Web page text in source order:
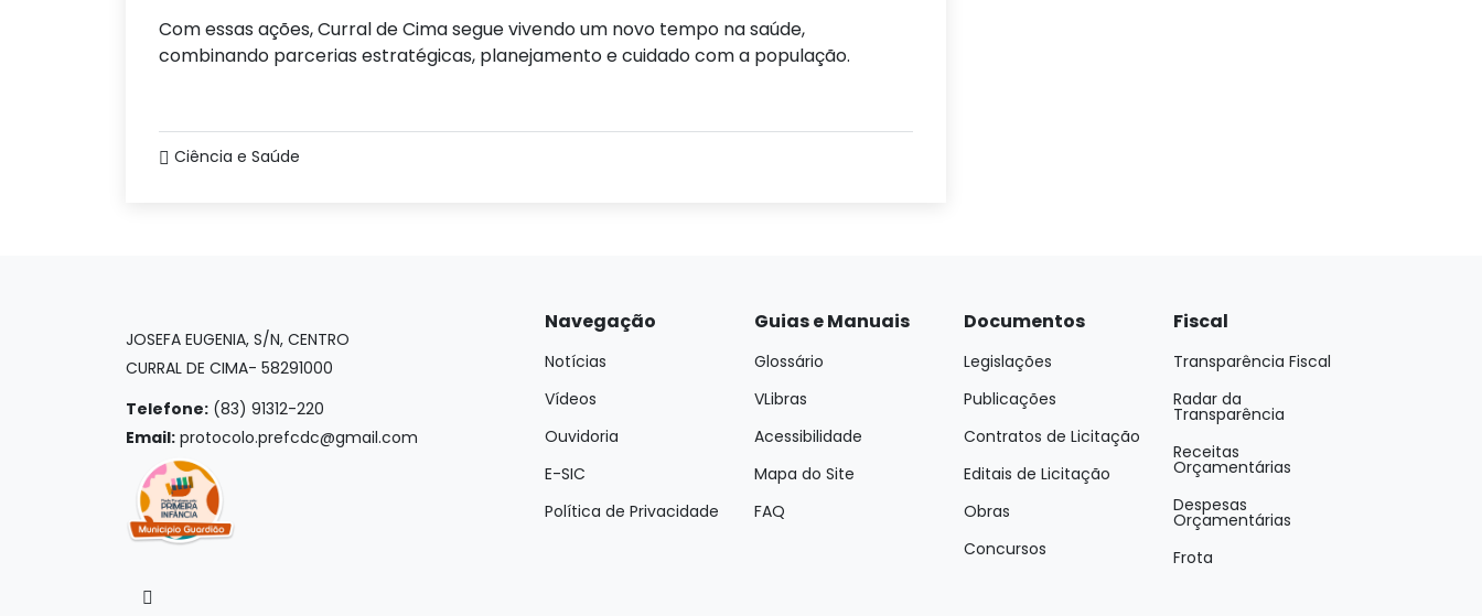
Com essas ações, Curral de Cima segue vivendo um novo tempo na saúde,
combinando parcerias estratégicas, planejamento e cuidado com a população.
Ciência e Saúde
JOSEFA EUGENIA, S/N, CENTRO
CURRAL DE CIMA- 58291000
Telefone: (83) 91312-220
Email: protocolo.prefcdc@gmail.com
Navegação
Notícias
Vídeos
Ouvidoria
E-SIC
Política de Privacidade
Guias e Manuais
Glossário
VLibras
Acessibilidade
Mapa do Site
FAQ
Documentos
Legislações
Publicações
Contratos de Licitação
Editais de Licitação
Obras
Concursos
Fiscal
Transparência Fiscal
Radar da
Transparência
Receitas
Orçamentárias
Despesas
Orçamentárias
Frota